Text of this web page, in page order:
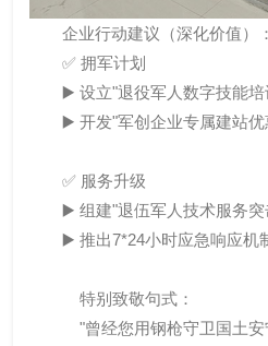
企业行动建议（深化价值）：
✅ 拥军计划
▶️ 设立"退役军人数字技能培
▶️ 开发"军创企业专属建站优
✅ 服务升级
▶️ 组建"退伍军人技术服务突
▶️ 推出7*24小时应急响应机
特别致敬句式：
"曾经您用钢枪守卫国土安